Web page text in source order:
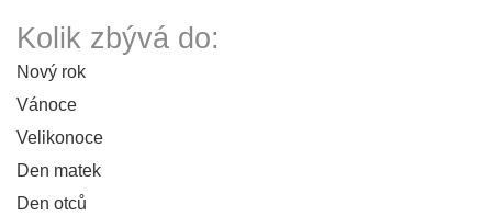
Kolik zbývá do:
Nový rok
Vánoce
Velikonoce
Den matek
Den otců